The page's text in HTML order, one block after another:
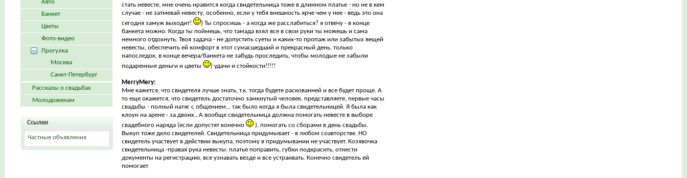
стать невесте, мне очень нравится когда свидетельница тоже в длинном платье - но не в кем
случае - не затмевай невесту, особенно, если у тебя внешность ярче чем у нее - ведь это она
сегодня замуж выходит!
) Ты спросишь - а когда же расслабиться? я отвечу - в конце
банкета можно. Когда ты поймешь, что тамада взял все в свои руки ты можешь и сама
немного отдохнуть. Твоя задача - не допустить суеты и каких-то пропаж или забытых вещей
невесты, обеспечить ей комфорт в этот сумасшедший и прекрасный день. только
напоследок, в конце вечера/банкета не забудь проследить, чтобы молодые не забыли
подаренные деньги и цветы
) удачи и стойкости!!!!!
MerryMery:
Мне кажется, что свидетеля лучше знать, т.к. тогда будете раскованней и все будет проще. А
то еще окажется, что свидетель достаточно замкнутый человек. представляете, первые часы
свадьбы - полный натяг с общением... так было когда я была свидетельницей. Я была как
клоун на арене - за двоих.. А вообще свидетельница должна помогать невесте в выборе
свадебного наряда (если допустят конечно
), помогать со сборами в день свадьбы.
Выкуп тоже дело свидетелей. Свидетельница придумывает - в любом соавторстве. НО
свидетель участвует в действии выкупа, поэтому в придумывании не участвует. Козявочка
свидетельница -правая рука невесты: платье поправить, губки подкрасить, отнести
документы на регистрацию, все узнавать везде и все устраивать. Конечно свидетель ей
помогает
Авто
Банкет
Цветы
Фото-видео
Прогулка
Москва
Санкт-Петербург
Рассказы о свадьбах
Молодоженам
Ссылки
Частные объявления